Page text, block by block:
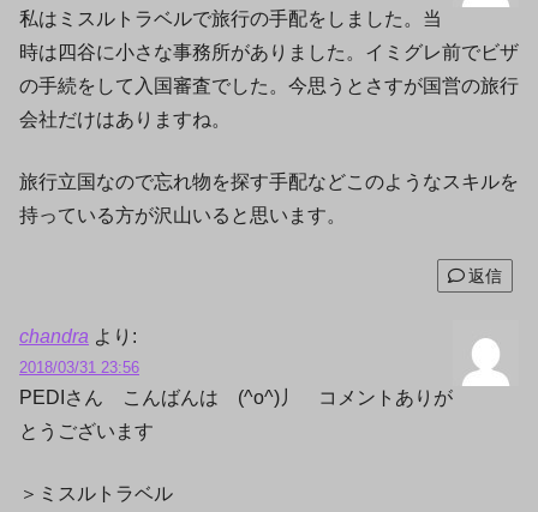
私はミスルトラベルで旅行の手配をしました。当
時は四谷に小さな事務所がありました。イミグレ前でビザ
の手続をして入国審査でした。今思うとさすが国営の旅行
会社だけはありますね。
旅行立国なので忘れ物を探す手配などこのようなスキルを
持っている方が沢山いると思います。
返信
chandra より:
2018/03/31 23:56
PEDIさん こんばんは (^o^)丿 コメントありが
とうございます
＞ミスルトラベル